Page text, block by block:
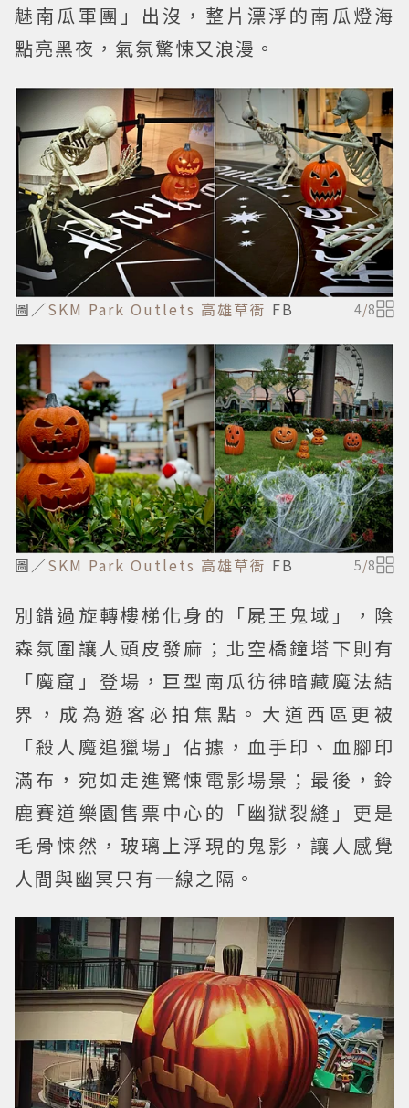
魅南瓜軍團」出沒，整片漂浮的南瓜燈海
點亮黑夜，氣氛驚悚又浪漫。
圖／SKM Park Outlets 高雄草衙 FB 4/8
圖／SKM Park Outlets 高雄草衙 FB 5/8
別錯過旋轉樓梯化身的「屍王鬼域」，陰
森氛圍讓人頭皮發麻；北空橋鐘塔下則有
「魔窟」登場，巨型南瓜彷彿暗藏魔法結
界，成為遊客必拍焦點。大道西區更被
「殺人魔追獵場」佔據，血手印、血腳印
滿布，宛如走進驚悚電影場景；最後，鈴
鹿賽道樂園售票中心的「幽獄裂縫」更是
毛骨悚然，玻璃上浮現的鬼影，讓人感覺
人間與幽冥只有一線之隔。